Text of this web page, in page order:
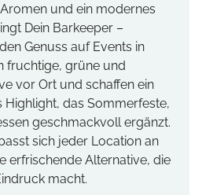
und ein modernes
Dein Barkeeper –
Genuss auf Events in
fruchtige, grüne und
vor Ort und schaffen ein
Highlight, das Sommerfeste,
geschmackvoll ergänzt.
sich jeder Location an
erfrischende Alternative, die
macht.